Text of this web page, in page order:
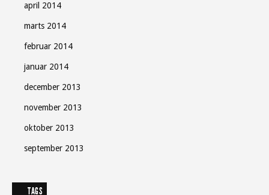
april 2014
marts 2014
februar 2014
januar 2014
december 2013
november 2013
oktober 2013
september 2013
TAGS